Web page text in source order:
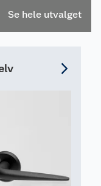
Se hele utvalget